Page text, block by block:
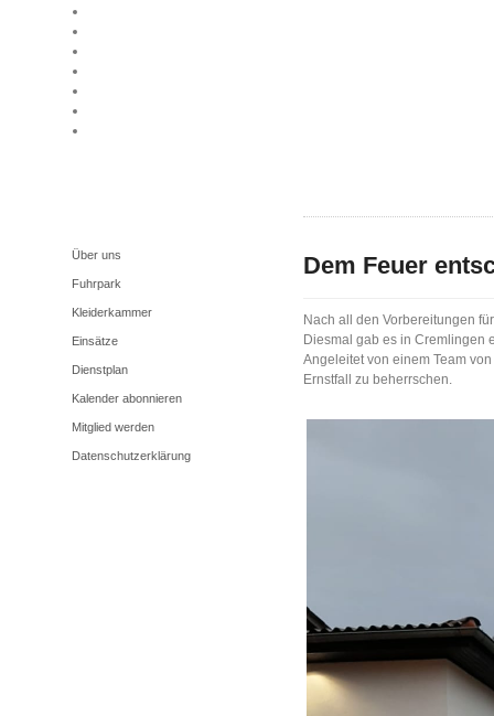
Über uns
Fuhrpark
Kleiderkammer
Einsätze
Dienstplan
Kalender abonnieren
Mitglied werden
Datenschutzerklärung
Dem Feuer
Nach all den Vorbereitungen
Diesmal gab es in Cremlingen
Angeleitet von einem Team von
Ernstfall zu beherrschen.